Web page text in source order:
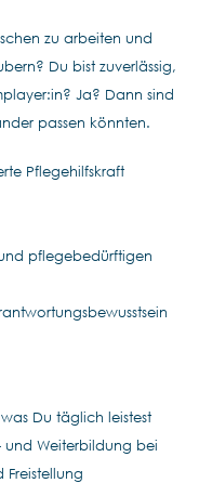
zu arbeiten und
Du bist zuverlässig,
Ja? Dann sind
passen könnten.
Pflegehilfskraft
pflegebedürftigen
Du täglich leistest
und Weiterbildung bei